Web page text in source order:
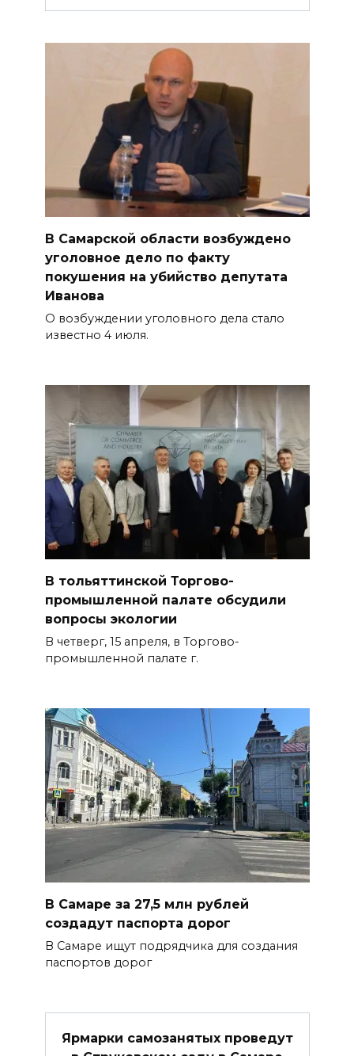
В Самарской области возбуждено
уголовное дело по факту
покушения на убийство депутата
Иванова
О возбуждении уголовного дела стало
известно 4 июля.
В тольяттинской Торгово-
промышленной палате обсудили
вопросы экологии
В четверг, 15 апреля, в Торгово-
промышленной палате г.
В Самаре за 27,5 млн рублей
создадут паспорта дорог
В Самаре ищут подрядчика для создания
паспортов дорог
Ярмарки самозанятых проведут